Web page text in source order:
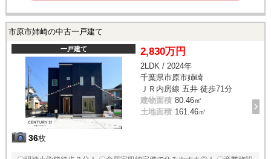
市原市姉崎の中古一戸建て
一戸建て
36枚
2,830万円
2LDK / 2024年
千葉県市原市姉崎
ＪＲ内房線 五井 徒歩71分
建物面積 80.46㎡
土地面積 161.46㎡